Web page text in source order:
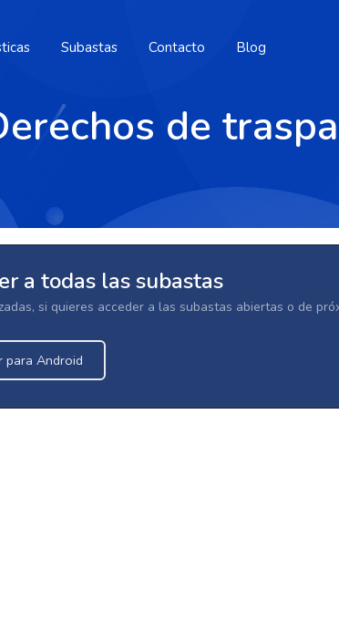
Subastas Contacto Blog
de
a todas las subastas
si quieres acceder a las subastas abiertas o de
para Android